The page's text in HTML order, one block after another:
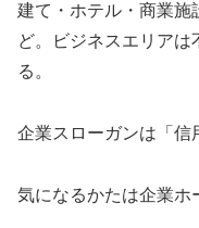
建て・ホテル・商業施
ど。ビジネスエリアは
る。
企業スローガンは「信
気になるかたは企業ホ